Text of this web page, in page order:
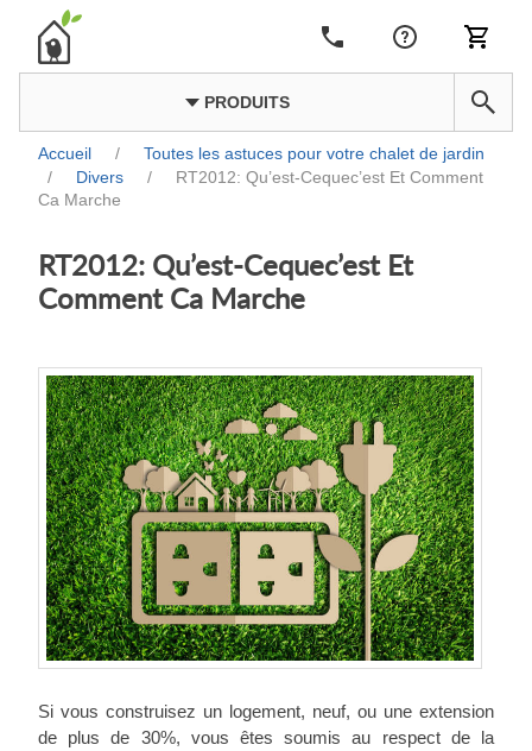
PRODUITS
Accueil /
Toutes les astuces pour votre chalet de jardin
/
Divers /
RT2012: Qu’est-Cequec’est Et Comment
Ca Marche
RT2012: Qu’est-Cequec’est Et
Comment Ca Marche
Si vous construisez un logement, neuf, ou une extension
de plus de 30%, vous êtes soumis au respect de la